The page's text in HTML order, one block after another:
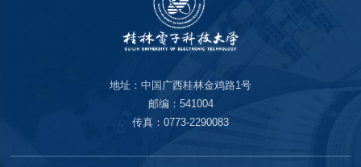
地址：中国广西桂林金鸡路1号
邮编：541004
传真：0773-2290083